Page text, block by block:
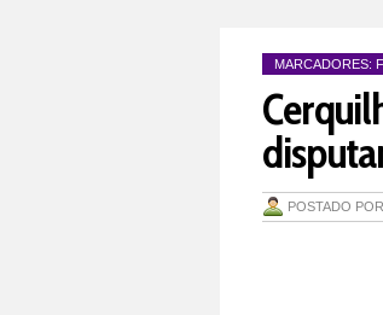
MARCADORES:
POSTADO POR